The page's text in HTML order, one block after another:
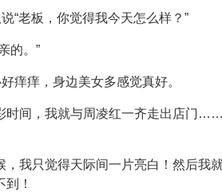
“老板，你觉得我今天怎么样？”
的。”
痒痒，身边美女多感觉真好。
时间，我就与周凌红一齐走出店门
我只觉得天际间一片亮白！然后我
！